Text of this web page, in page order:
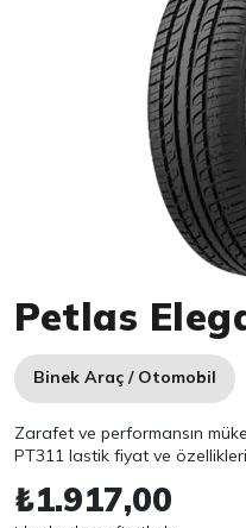
Petlas
Binek Araç / Otomobil
Zarafet ve performansın
PT311 lastik fiyat ve
₺1.917,00